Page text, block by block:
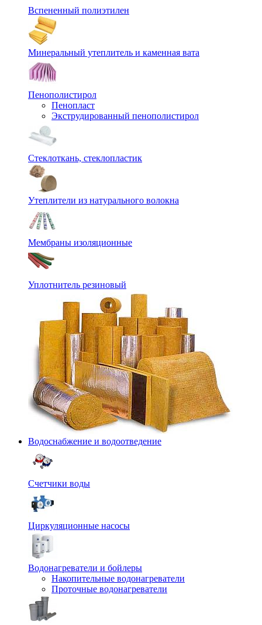
Вспененный полиэтилен
Минеральный утеплитель и каменная вата
Пенополистирол
Пенопласт
Экструдированный пенополистирол
Стеклоткань, стеклопластик
Утеплители из натурального волокна
Мембраны изоляционные
Уплотнитель резиновый
Водоснабжение и водоотведение
Счетчики воды
Циркуляционные насосы
Водонагреватели и бойлеры
Накопительные водонагреватели
Проточные водонагреватели